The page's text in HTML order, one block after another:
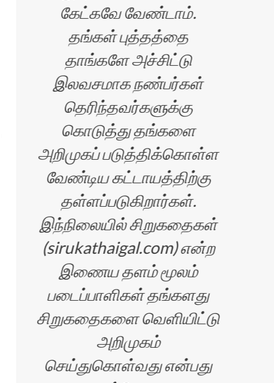
கேட்கவே வேண்டாம்.
தங்கள் புத்தத்தை
தாங்களே அச்சிட்டு
இலவசமாக நண்பர்கள்
தெரிந்தவர்களுக்கு
கொடுத்து தங்களை
அறிமுகப் படுத்திக்கொள்ள
வேண்டிய கட்டாயத்திற்கு
தள்ளப்படுகிறார்கள்.
இந்நிலையில் சிறுகதைகள்
(sirukathaigal.com) என்ற
இணைய தளம் மூலம்
படைப்பாளிகள் தங்களது
சிறுகதைகளை வெளியிட்டு
அறிமுகம்
செய்துகொள்வது என்பது